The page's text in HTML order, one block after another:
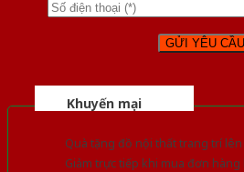
Khuyến mại
Quà tặng đồ nội thất trang trí
Giảm trực tiếp khi mua đơn